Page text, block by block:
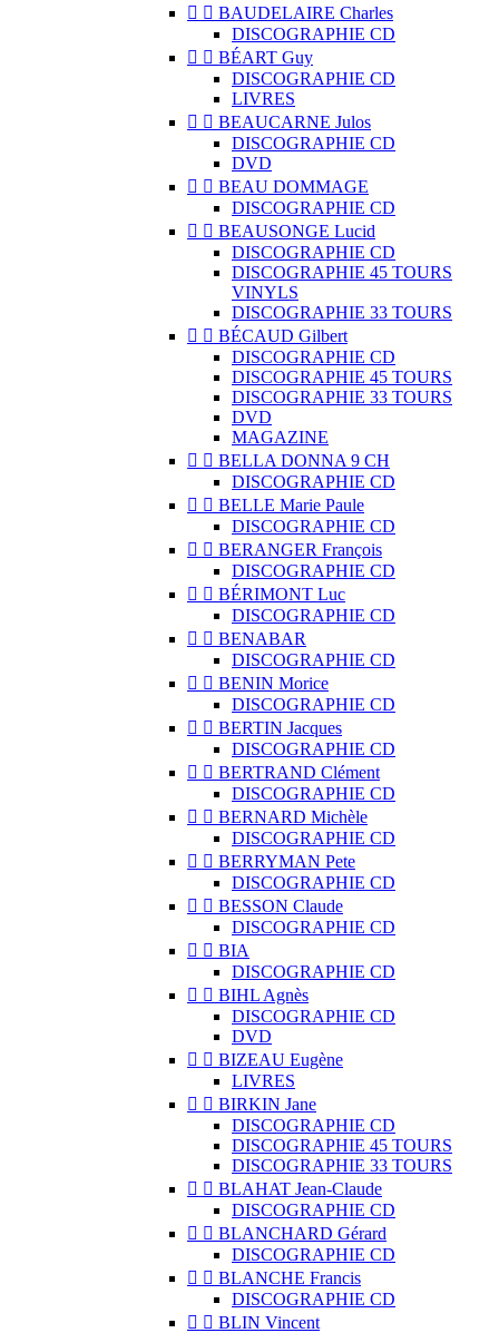
  BAUDELAIRE Charles
DISCOGRAPHIE CD
  BÉART Guy
DISCOGRAPHIE CD
LIVRES
  BEAUCARNE Julos
DISCOGRAPHIE CD
DVD
  BEAU DOMMAGE
DISCOGRAPHIE CD
  BEAUSONGE Lucid
DISCOGRAPHIE CD
DISCOGRAPHIE 45 TOURS
VINYLS
DISCOGRAPHIE 33 TOURS
  BÉCAUD Gilbert
DISCOGRAPHIE CD
DISCOGRAPHIE 45 TOURS
DISCOGRAPHIE 33 TOURS
DVD
MAGAZINE
  BELLA DONNA 9 CH
DISCOGRAPHIE CD
  BELLE Marie Paule
DISCOGRAPHIE CD
  BERANGER François
DISCOGRAPHIE CD
  BÉRIMONT Luc
DISCOGRAPHIE CD
  BENABAR
DISCOGRAPHIE CD
  BENIN Morice
DISCOGRAPHIE CD
  BERTIN Jacques
DISCOGRAPHIE CD
  BERTRAND Clément
DISCOGRAPHIE CD
  BERNARD Michèle
DISCOGRAPHIE CD
  BERRYMAN Pete
DISCOGRAPHIE CD
  BESSON Claude
DISCOGRAPHIE CD
  BIA
DISCOGRAPHIE CD
  BIHL Agnès
DISCOGRAPHIE CD
DVD
  BIZEAU Eugène
LIVRES
  BIRKIN Jane
DISCOGRAPHIE CD
DISCOGRAPHIE 45 TOURS
DISCOGRAPHIE 33 TOURS
  BLAHAT Jean-Claude
DISCOGRAPHIE CD
  BLANCHARD Gérard
DISCOGRAPHIE CD
  BLANCHE Francis
DISCOGRAPHIE CD
  BLIN Vincent